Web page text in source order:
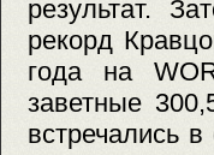
результат.
рекорд
года на
заветные
встречались